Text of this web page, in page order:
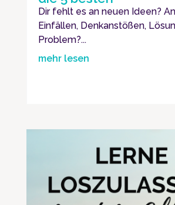
Dir fehlt es an neuen Ideen?
Einfällen, Denkanstößen,
Problem?...
mehr lesen